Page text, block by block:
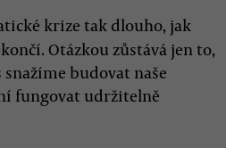
krize tak dlouho, jak
Otázkou zůstává jen to,
budovat naše
fungovat udržitelně